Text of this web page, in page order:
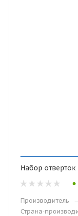
Набор
Производитель —
Страна-